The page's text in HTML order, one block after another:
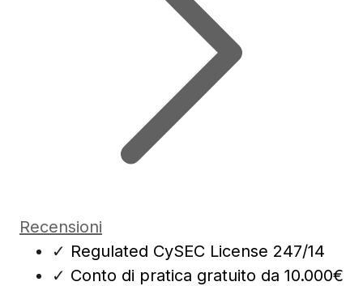
Recensioni
✓ Regulated CySEC License 247/14
✓ Conto di pratica gratuito da 10.000€